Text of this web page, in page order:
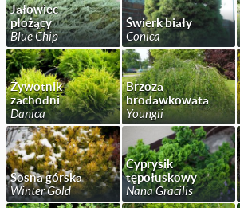
Jałowiec
płożący
Blue Chip
Świerk biały
Conica
Żywotnik
zachodni
Danica
Brzoza
brodawkowata
Youngii
Sosna górska
Winter Gold
Cyprysik
tępołuskowy
Nana Gracilis